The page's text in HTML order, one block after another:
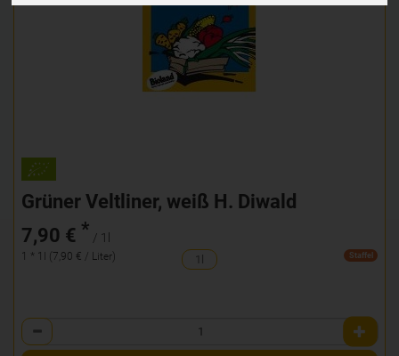
Grüner Veltliner, weiß H. Diwald
7,90 € * / 1l
1 * 1l (7,90 € / Liter) Staffel
Anzahl